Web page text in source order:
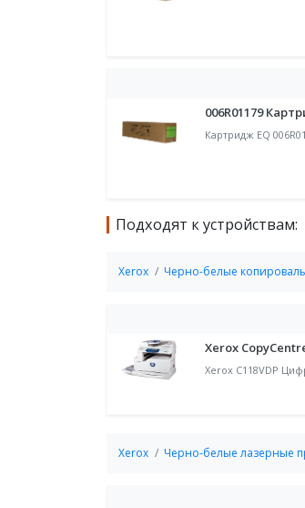
006R01179
Картридж EQ
Подходят к устройствам:
Xerox Черно-белые
Xerox
Xerox C118VDP
Xerox Черно-белые лазерные